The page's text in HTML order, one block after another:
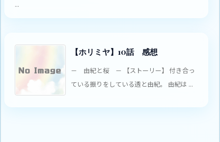
...
【ホリミヤ】10話 感想
－ 由紀と桜 － 【ストーリー】 付き合っ
ている振りをしている透と由紀。 由紀は ...